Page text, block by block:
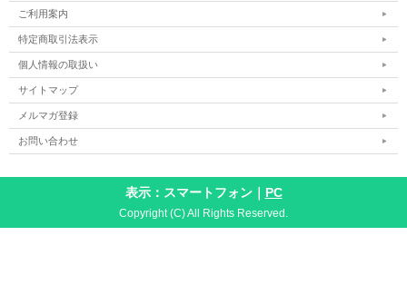
ご利用案内
特定商取引法表示
個人情報の取扱い
サイトマップ
メルマガ登録
お問い合わせ
表示：スマートフォン｜ PC
Copyright (C) All Rights Reserved.